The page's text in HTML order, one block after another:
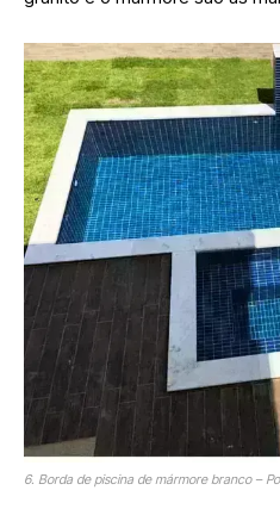
6. Borda de piscina de mármore branco –